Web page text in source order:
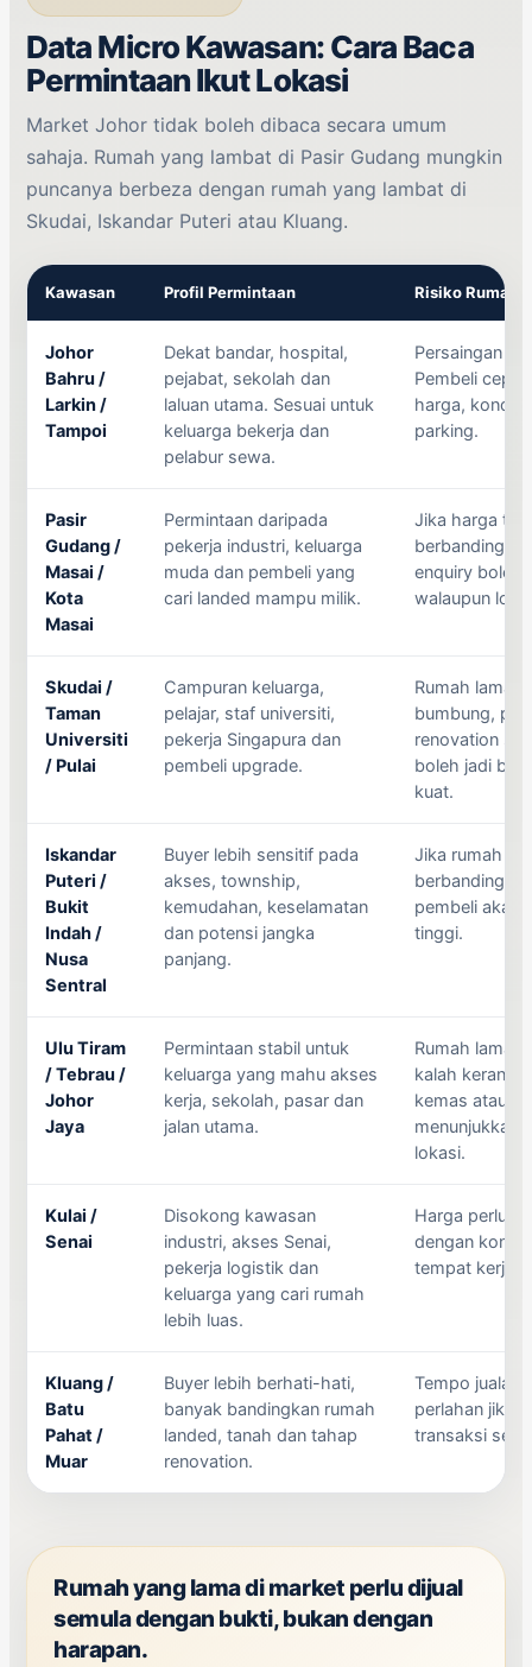
Data Micro Kawasan: Cara Baca
Permintaan Ikut Lokasi
Market Johor tidak boleh dibaca secara umum
sahaja. Rumah yang lambat di Pasir Gudang mungkin
puncanya berbeza dengan rumah yang lambat di
Skudai, Iskandar Puteri atau Kluang.
Kawasan Profil Permintaan Risiko Rumah
Johor
Bahru /
Larkin /
Tampoi
Dekat bandar, hospital,
pejabat, sekolah dan
laluan utama. Sesuai untuk
keluarga bekerja dan
pelabur sewa.
Persaingan
Pembeli
harga,
parking.
Pasir
Gudang /
Masai /
Kota
Masai
Permintaan daripada
pekerja industri, keluarga
muda dan pembeli yang
cari landed mampu milik.
Jika harga
berbanding
enquiry boleh
walaupun
Skudai /
Taman
Universiti
/ Pulai
Campuran keluarga,
pelajar, staf universiti,
pekerja Singapura dan
pembeli upgrade.
Rumah lama,
bumbung,
renovation
boleh jadi
kuat.
Iskandar
Puteri /
Bukit
Indah /
Nusa
Sentral
Buyer lebih sensitif pada
akses, township,
kemudahan, keselamatan
dan potensi jangka
panjang.
Jika rumah
berbanding
pembeli akan
tinggi.
Ulu Tiram
/ Tebrau /
Johor
Jaya
Permintaan stabil untuk
keluarga yang mahu akses
kerja, sekolah, pasar dan
jalan utama.
Rumah lama
kalah kerana
kemas atau
menunjukkan
lokasi.
Kulai /
Senai
Disokong kawasan
industri, akses Senai,
pekerja logistik dan
keluarga yang cari rumah
lebih luas.
Harga perlu
dengan
tempat kerja
Kluang /
Batu
Pahat /
Muar
Buyer lebih berhati-hati,
banyak bandingkan rumah
landed, tanah dan tahap
renovation.
Tempo jualan
perlahan jika
transaksi
Rumah yang lama di market perlu dijual
semula dengan bukti, bukan dengan
harapan.